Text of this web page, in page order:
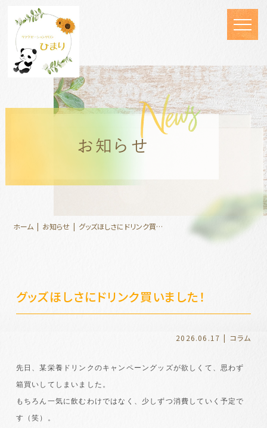
お知らせ
ホーム お知らせ
グッズほしさにドリンク買い
グッズほしさにドリンク買いました！
2026.06.17 コラム
先日、某栄養ドリンクのキャンペーングッズが欲しくて、思わず
箱買いしてしまいました。
もちろん一気に飲むわけではなく、少しずつ消費していく予定で
す（笑）。